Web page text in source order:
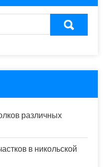
различных
в никольской